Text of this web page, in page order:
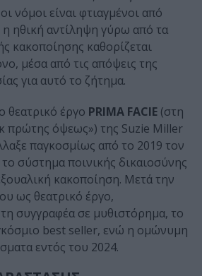
νόμοι είναι φτιαγμένοι από
ηθική αντίληψη γύρω από τα
κακοποίησης καθορίζεται
μέσα από τις απόψεις της
για αυτό το ζήτημα.
έργο PRIMA FACIE (στη
πρώτης όψεως») της Suzie Miller
παγκοσμίως από το 2019 τον
σύστημα ποινικής δικαιοσύνης
κακοποίηση. Μετά την
ως θεατρικό έργο,
συγγραφέα σε μυθιστόρημα, το
best seller, ενώ η ομώνυμη
εντός του 2024.